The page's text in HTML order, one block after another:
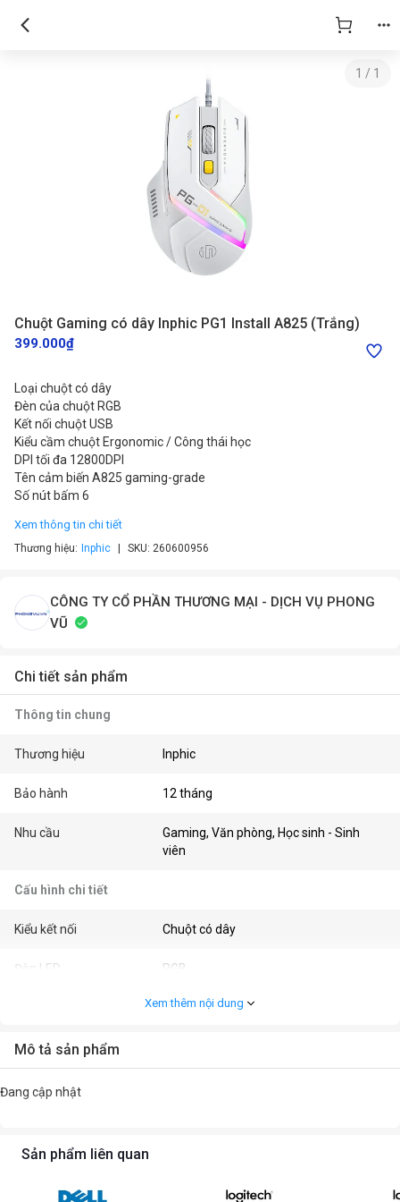
1 / 1
Chuột Gaming có dây Inphic PG1 Install A825 (Trắng)
399.000₫
Loại chuột có dây
Đèn của chuột RGB
Kết nối chuột USB
Kiểu cầm chuột Ergonomic / Công thái học
DPI tối đa 12800DPI
Tên cảm biến A825 gaming-grade
Số nút bấm 6
Xem thông tin chi tiết
Thương hiệu: Inphic SKU: 260600956
CÔNG TY CỔ PHẦN THƯƠNG MẠI - DỊCH VỤ PHONG
VŨ
Chi tiết sản phẩm
Thông tin chung
Thương hiệu Inphic
Bảo hành 12 tháng
Nhu cầu
Gaming, Văn phòng, Học sinh - Sinh
viên
Cấu hình chi tiết
Kiểu kết nối Chuột có dây
Đèn LED RGB
Trắng
Kết nối
Kiểu cầm
Tên cảm biến
Xem thêm nội dung
Mô tả sản phẩm
Đang cập nhật
Sản phẩm liên quan